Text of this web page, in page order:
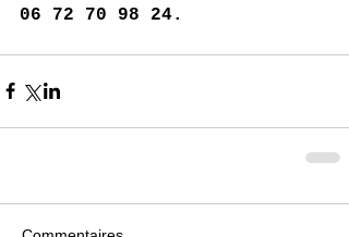
06 72 70 98 24.